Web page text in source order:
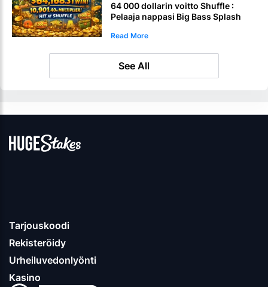
64 000 dollarin voitto Shuffle :
Pelaaja nappasi Big Bass Splash
Read More
See All
Tarjouskoodi
Rekisteröidy
Urheiluvedonlyönti
Kasino